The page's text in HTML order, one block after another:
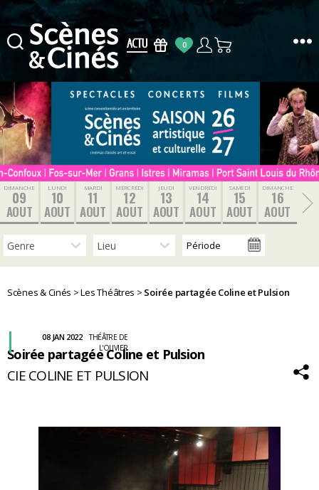
&
Cinés
0
DIMANCHE
09
AOUT
LUNDI
10
AOUT
MARDI
11
AOUT
MERCREDI
12
AOUT
JEUDI
13
AOUT
VENDREDI
14
AOUT
SAMEDI
15
AOUT
DIMANCHE
16
AOUT
Scènes & Cinés >Les Théâtres > Soirée partagée Coline et Pulsion
Soirée partagée Coline et Pulsion
08 JAN 2022
THÉÂTRE DE
L'OLIVIER
CIE COLINE ET PULSION